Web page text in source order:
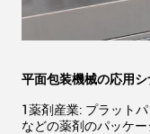
平面包装機械の応用
1薬剤産業: プラット
などの薬剤のパッケ